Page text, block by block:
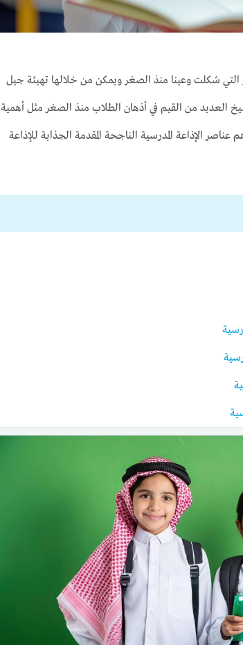
التي شكلت وعينا منذ الصغر ويمكن من خلالها تهيئة جيل
العديد من القيم في أذهان الطلاب منذ الصغر مثل أهمية
الإذاعة المدرسية الناجحة المقدمة الجذابة للإذاعة